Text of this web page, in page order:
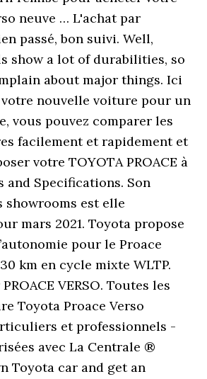
neuve … L'achat par
passé, bon suivi. Well,
show a lot of durabilities, so
about major things. Ici
nouvelle voiture pour un
vous pouvez comparer les
facilement et rapidement et
votre TOYOTA PROACE à
and Specifications. Son
showrooms est elle
mars 2021. Toyota propose
pour le Proace
km en cycle mixte WLTP.
VERSO. Toutes les
Toyota Proace Verso
et professionnels -
avec La Centrale ®
Toyota car and get an